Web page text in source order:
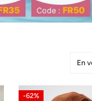
13x4
-62%